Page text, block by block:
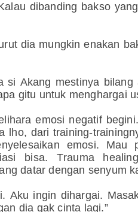
dibanding bakso
dia mungkin enakan
si Akang mestinya bilang
gitu untuk menghargai
emosi negatif
lho, dari training-
emosi. Mau
bisa. Trauma
datar dengan senyum
Aku ingin dihargai.
dia gak cinta lagi.”